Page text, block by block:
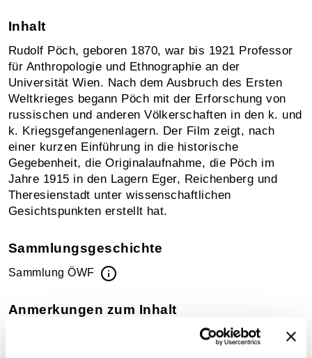
Inhalt
Rudolf Pöch, geboren 1870, war bis 1921 Professor
für Anthropologie und Ethnographie an der
Universität Wien. Nach dem Ausbruch des Ersten
Weltkrieges begann Pöch mit der Erforschung von
russischen und anderen Völkerschaften in den k. und
k. Kriegsgefangenenlagern. Der Film zeigt, nach
einer kurzen Einführung in die historische
Gegebenheit, die Originalaufnahme, die Pöch im
Jahre 1915 in den Lagern Eger, Reichenberg und
Theresienstadt unter wissenschaftlichen
Gesichtspunkten erstellt hat.
Sammlungsgeschichte
Sammlung ÖWF
Anmerkungen zum Inhalt